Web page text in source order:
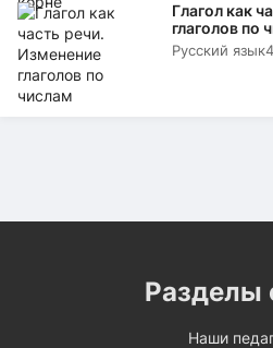
Глагол как
глаголов по
Русский язык
Разделы
Наши